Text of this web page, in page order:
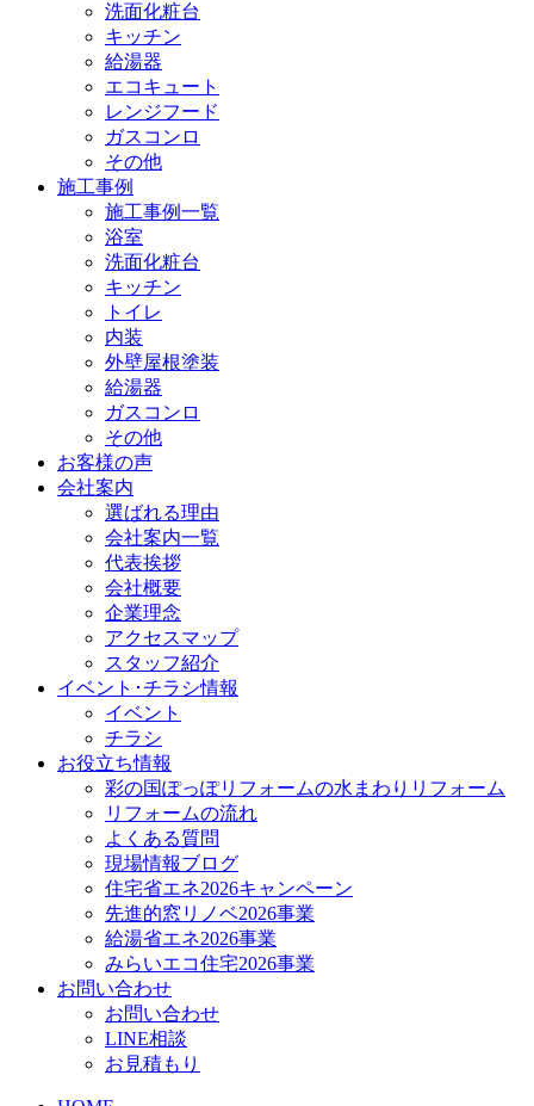
洗面化粧台
キッチン
給湯器
エコキュート
レンジフード
ガスコンロ
その他
施工事例
施工事例一覧
浴室
洗面化粧台
キッチン
トイレ
内装
外壁屋根塗装
給湯器
ガスコンロ
その他
お客様の声
会社案内
選ばれる理由
会社案内一覧
代表挨拶
会社概要
企業理念
アクセスマップ
スタッフ紹介
イベント･チラシ情報
イベント
チラシ
お役立ち情報
彩の国ぽっぽリフォームの水まわりリフォーム
リフォームの流れ
よくある質問
現場情報ブログ
住宅省エネ2026キャンペーン
先進的窓リノベ2026事業
給湯省エネ2026事業
みらいエコ住宅2026事業
お問い合わせ
お問い合わせ
LINE相談
お見積もり